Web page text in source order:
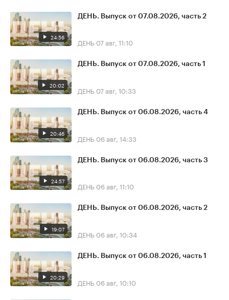
24:56
ДЕНЬ. Выпуск от 07.08.2026, часть 2
ДЕНЬ 07 авг, 11:10
20:02
ДЕНЬ. Выпуск от 07.08.2026, часть 1
ДЕНЬ 07 авг, 10:33
20:46
ДЕНЬ. Выпуск от 06.08.2026, часть 4
ДЕНЬ 06 авг, 14:33
24:57
ДЕНЬ. Выпуск от 06.08.2026, часть 3
ДЕНЬ 06 авг, 11:10
19:07
ДЕНЬ. Выпуск от 06.08.2026, часть 2
ДЕНЬ 06 авг, 10:34
20:29
ДЕНЬ. Выпуск от 06.08.2026, часть 1
ДЕНЬ 06 авг, 10:10